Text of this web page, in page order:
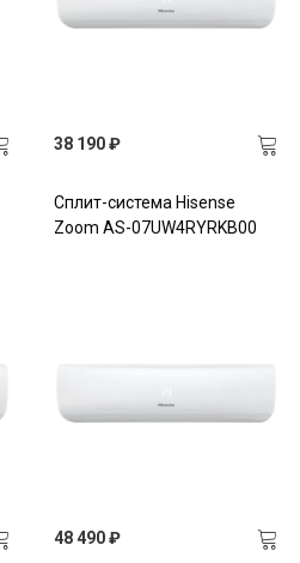
38 190 ₽
Сплит-система Hisense
Zoom AS-07UW4RYRKB00
48 490 ₽